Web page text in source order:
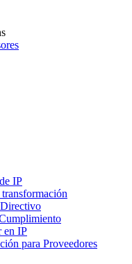
IP
en IP
para Proveedores